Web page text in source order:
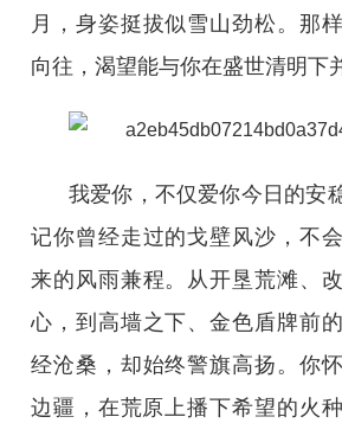
月，身姿挺拔似雪山劲松。那
向往，渴望能与你在盛世清明下
我爱你，不仅爱你今日的安
记你曾经走过的戈壁风沙，不
来的风雨兼程。从开垦荒滩、
心，到高墙之下、金色盾牌前
经沧桑，却始终警旗高扬。你
边疆，在荒原上播下希望的火